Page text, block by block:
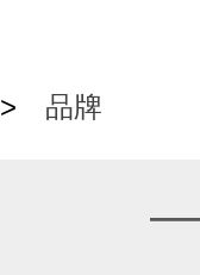
> 品牌